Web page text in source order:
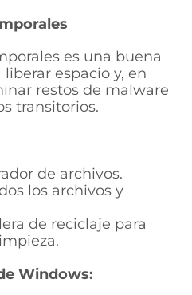
es una buena
espacio y, en
restos de malware
transitorios.
de archivos.
los archivos y
de reciclaje para
.
Windows: